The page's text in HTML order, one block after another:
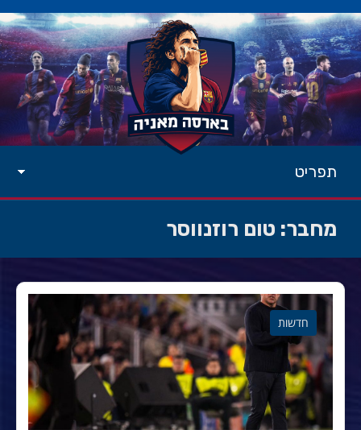
תפריט
מחבר: טום רוזנווסר
חדשות